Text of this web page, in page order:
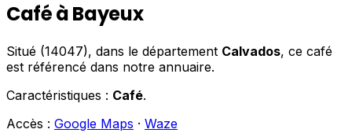
Café à Bayeux
Situé (14047), dans le département Calvados, ce café
est référencé dans notre annuaire.
Caractéristiques : Café.
Accès : Google Maps · Waze